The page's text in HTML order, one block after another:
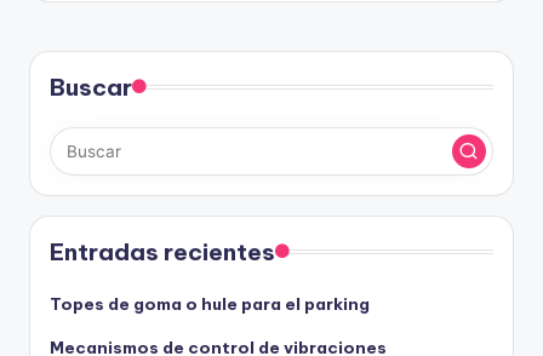
Buscar
Entradas recientes
Topes de goma o hule para el parking
Mecanismos de control de vibraciones